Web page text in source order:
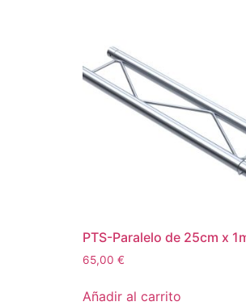
PTS-Paralelo de 25cm x
65,00 €
Añadir al carrito